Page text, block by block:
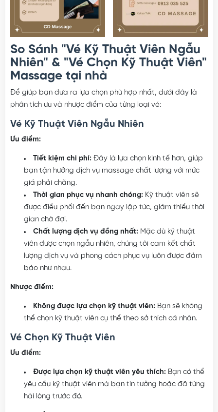
So Sánh "Vé Kỹ Thuật Viên Ngẫu
Nhiên" & "Vé Chọn Kỹ Thuật Viên"
Massage tại nhà
Để giúp bạn đưa ra lựa chọn phù hợp nhất, dưới đây là
phân tích ưu và nhược điểm của từng loại vé:
Vé Kỹ Thuật Viên Ngẫu Nhiên
Ưu điểm:
Tiết kiệm chi phí:Đây là lựa chọn kinh tế hơn, giúp
bạn tận hưởng dịch vụ massage chất lượng với mức
giá phải chăng.
Thời gian phục vụ nhanh chóng:Kỹ thuật viên sẽ
được điều phối đến bạn ngay lập tức, giảm thiểu thời
gian chờ đợi.
Chất lượng dịch vụ đồng nhất:Mặc dù kỹ thuật
viên được chọn ngẫu nhiên, chúng tôi cam kết chất
lượng dịch vụ và phong cách phục vụ luôn được đảm
bảo như nhau.
Nhược điểm:
Không được lựa chọn kỹ thuật viên:Bạn sẽ không
thể chọn kỹ thuật viên cụ thể theo sở thích cá nhân.
Vé Chọn Kỹ Thuật Viên
Ưu điểm:
Được lựa chọn kỹ thuật viên yêu thích:Bạn có thể
yêu cầu kỹ thuật viên mà bạn tin tưởng hoặc đã từng
hài lòng trước đó.